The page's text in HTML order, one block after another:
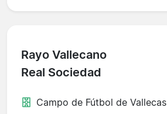
Rayo Vallecano
Real Sociedad
Campo de Fútbol de Vallecas